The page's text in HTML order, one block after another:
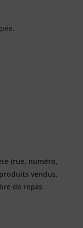
(rue, numéro,
vendus.
de repas